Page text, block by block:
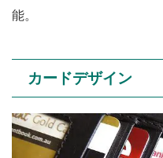
能。
カードデザイン